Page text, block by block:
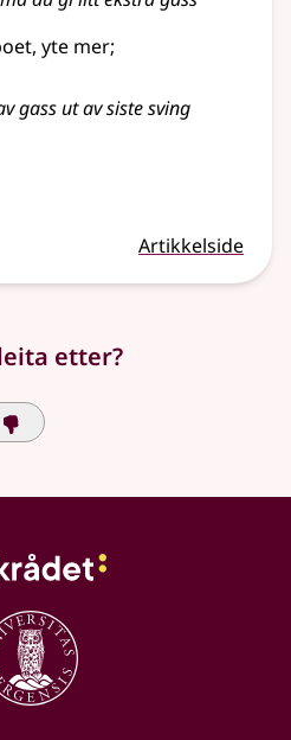
yte mer;
gass ut av siste sving
Artikkelside
etter?